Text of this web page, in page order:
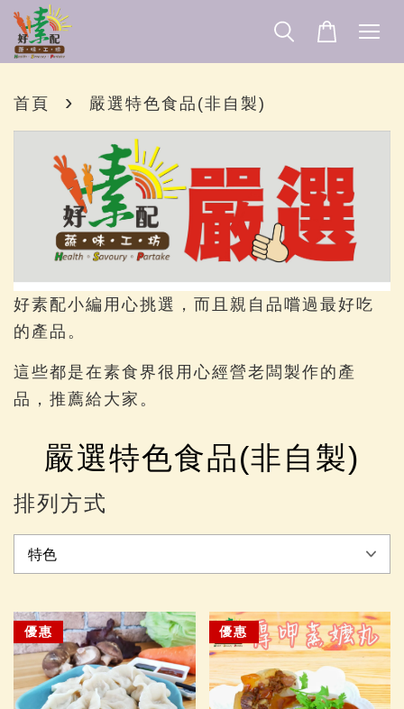
首頁 › 嚴選特色食品(非自製)
好素配小編用心挑選，而且親自品嚐過最好吃
的產品。
這些都是在素食界很用心經營老闆製作的產
品，推薦給大家。
嚴選特色食品(非自製)
排列方式
優惠 優惠